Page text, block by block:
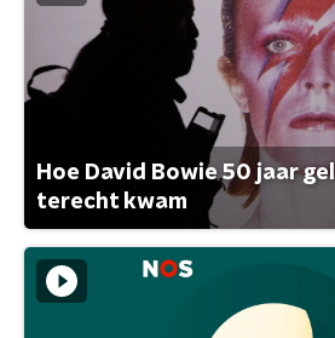
Hoe David Bowie 50 jaar
terecht kwam